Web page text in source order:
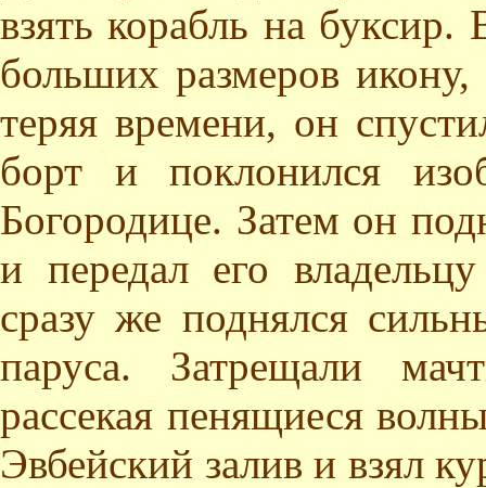
взять корабль на
больших размеров
теряя времени, он
борт и поклонился
Богородице. Затем он
и передал его
сразу же поднялся
паруса. Затрещали
рассекая пенящиеся
Эвбейский залив и взял